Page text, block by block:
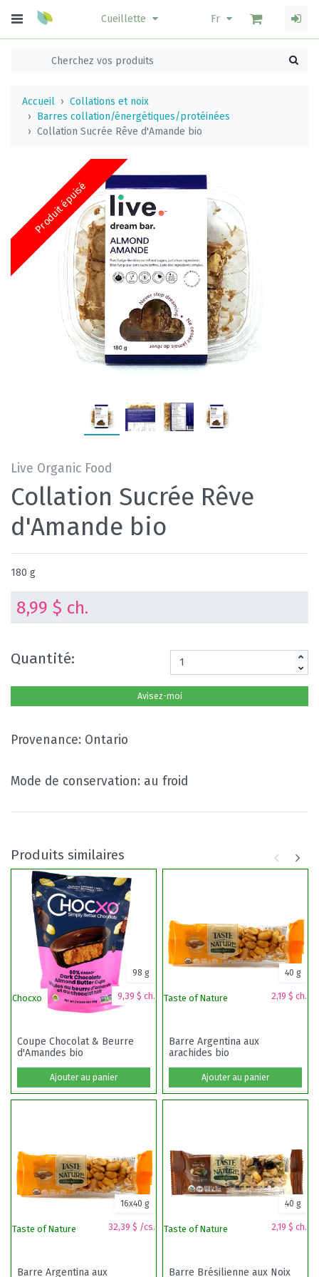
Cueillette Fr
Accueil
Collations et noix
Barres collation/énergétiques/protéinées
Collation Sucrée Rêve d'Amande bio
Produit épuisé
Live Organic Food
Collation Sucrée Rêve
d'Amande bio
180 g
8,99 $ ch.
Quantité:
Avisez-moi
Provenance: Ontario
Mode de conservation: au froid
Produits similaires
Chocxo 9,39 $ ch.
98 g
Coupe Chocolat & Beurre
d'Amandes bio
Ajouter au panier
Taste of Nature 2,19 $ ch.
40 g
Barre Argentina aux
arachides bio
Ajouter au panier
Taste of Nature 32,39 $ /cs.
16x40 g
Barre Argentina aux
Taste of Nature 2,19 $ ch.
40 g
Barre Brésilienne aux Noix